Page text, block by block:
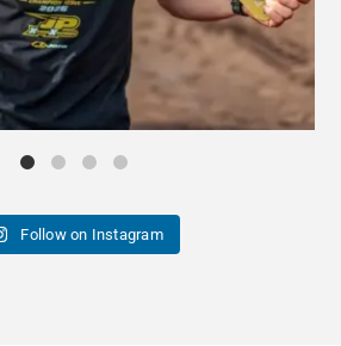
Follow on Instagram